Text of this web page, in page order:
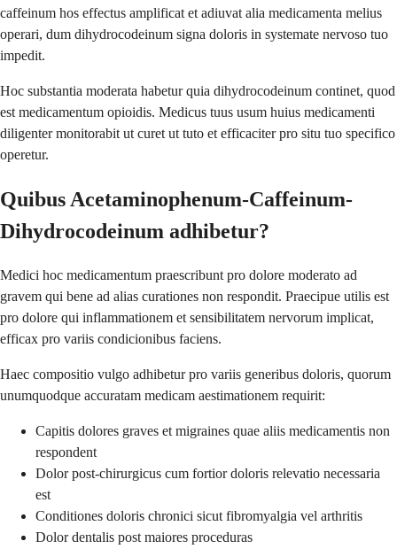
caffeinum hos effectus amplificat et adiuvat alia medicamenta melius
operari, dum dihydrocodeinum signa doloris in systemate nervoso tuo
impedit.
Hoc substantia moderata habetur quia dihydrocodeinum continet, quod
est medicamentum opioidis. Medicus tuus usum huius medicamenti
diligenter monitorabit ut curet ut tuto et efficaciter pro situ tuo specifico
operetur.
Quibus Acetaminophenum-Caffeinum-
Dihydrocodeinum adhibetur?
Medici hoc medicamentum praescribunt pro dolore moderato ad
gravem qui bene ad alias curationes non respondit. Praecipue utilis est
pro dolore qui inflammationem et sensibilitatem nervorum implicat,
efficax pro variis condicionibus faciens.
Haec compositio vulgo adhibetur pro variis generibus doloris, quorum
unumquodque accuratam medicam aestimationem requirit:
Capitis dolores graves et migraines quae aliis medicamentis non
respondent
Dolor post-chirurgicus cum fortior doloris relevatio necessaria
est
Conditiones doloris chronici sicut fibromyalgia vel arthritis
Dolor dentalis post maiores proceduras